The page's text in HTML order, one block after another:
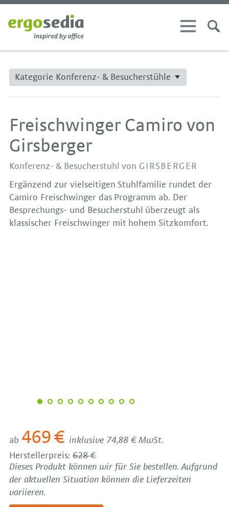
Kategorie Konferenz- & Besucherstühle
Freischwinger Camiro von
Girsberger
Konferenz- & Besucherstuhl von GIRSBERGER
Ergänzend zur vielseitigen Stuhlfamilie rundet der
Camiro Freischwinger das Programm ab. Der
Besprechungs- und Besucherstuhl überzeugt als
klassischer Freischwinger mit hohem Sitzkomfort.
ab 469 € inklusive 74,88 € MwSt.
Herstellerpreis:628 €
Dieses Produkt können wir für Sie bestellen. Aufgrund
der aktuellen Situation können die Lieferzeiten
variieren.